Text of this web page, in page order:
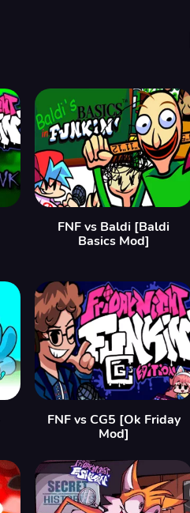
FNF vs Baldi [Baldi
Basics Mod]
FNF vs CG5 [Ok Friday
Mod]